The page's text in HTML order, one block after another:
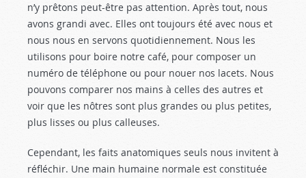
n’y prêtons peut-être pas attention. Après tout, nous
avons grandi avec. Elles ont toujours été avec nous et
nous nous en servons quotidiennement. Nous les
utilisons pour boire notre café, pour composer un
numéro de téléphone ou pour nouer nos lacets. Nous
pouvons comparer nos mains à celles des autres et
voir que les nôtres sont plus grandes ou plus petites,
plus lisses ou plus calleuses.
Cependant, les faits anatomiques seuls nous invitent à
réfléchir. Une main humaine normale est constituée